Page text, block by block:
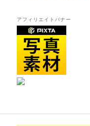
アフィリエイトバナー